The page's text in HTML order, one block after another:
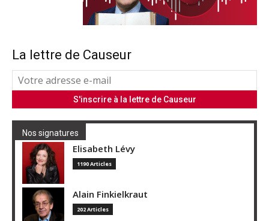
La lettre de Causeur
Nos signatures
Elisabeth Lévy
1190 Articles
Alain Finkielkraut
202 Articles